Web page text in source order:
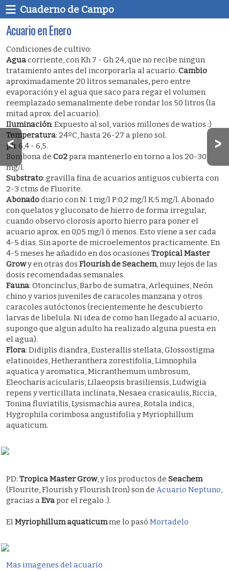
Cuaderno de Campo
Acuario en Enero
Condiciones de cultivo:
Aguacorriente, con Kh 7 - Gh 24, que no recibe ningun
tratamiento antes del incorporarla al acuario. Cambio
aproximadamente 20 litros semanales, pero entre
evaporación y el agua que saco para regar el volumen
reemplazado semanalmente debe rondar los 50 litros (la
mitad aprox. del acuario).
Iluminación: Expuesto al sol, varios millones de watios :)
Temperatura: 24ºC, hasta 26-27 a pleno sol.
ph: 6,4 - 6,5.
Bombona de Co2para mantenerlo en torno a los 20-30
mg/l.
Substrato: gravilla fina de acuarios antiguos cubierta con
2-3 ctms de Fluorite.
Abonadodiario con N: 1 mg/l P:0,2 mg/l K:5 mg/l. Abonado
con quelatos y gluconato de hierro de forma irregular,
cuando observo clorosis aporto hierro para poner el
acuario aprox. en 0,05 mg/l ó menos. Esto viene a ser cada
4-5 dias. Sin aporte de microelementos practicamente. En
4-5 meses he añadido en dos ocasiones Tropical Master
Growy en otras dos Flourish de Seachem, muy lejos de las
dosis recomendadas semanales.
Fauna: Otoncinclus, Barbo de sumatra, Arlequines, Neón
chino y varios juveniles de caracoles manzana y otros
caracoles autóctonos (recientemente he descubierto
larvas de libelula. Ni idea de como han llegado al acuario,
supongo que algun adulto ha realizado alguna puesta en
el agua).
Flora: Didiplis diandra, Eusterallis stellata, Glossostigma
elatinoides, Hetheranthera zorestifolia, Limnophila
aquatica y aromatica, Micranthemum umbrosum,
Eleocharis acicularis, Lilaeopsis brasiliensis, Ludwigia
repens y verticillata inclinata, Nesaea crasicaulis, Riccia,
Tonina fluviatilis, Lysismachia aurea, Rotala indica,
Hygrophila corimbosa angustifolia y Myriophillum
aquaticum.
PD: Tropica Master Grow, y los productos de Seachem
(Flourite, Flourish y Flourish Iron) son de Acuario Neptuno,
gracias aEvapor el regalo :).
ElMyriophillum aquaticumme lo pasó Mortadelo
Mas imagenes del acuario